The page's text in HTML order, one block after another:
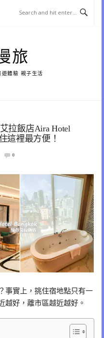
旅
體驗 親子生活
拉飯店Aira Hotel
這裡最方便！
0
事實上，挑住宿地點只有一
越好，離市區越近越好。